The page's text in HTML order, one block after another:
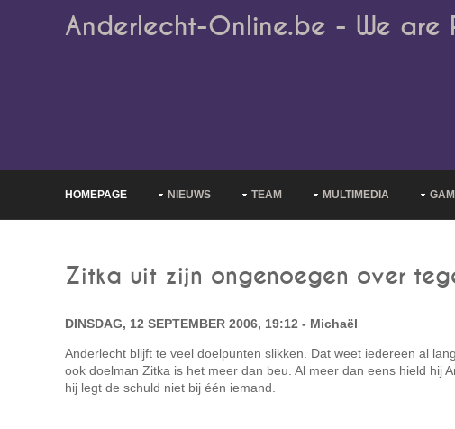
Anderlecht-Online.be - We are
HOMEPAGE NIEUWS TEAM MULTIMEDIA
Zitka uit zijn ongenoegen over
DINSDAG, 12 SEPTEMBER 2006, 19:12 - Michaël
Anderlecht blijft te veel doelpunten slikken. Dat weet iedereen al
ook doelman Zitka is het meer dan beu. Al meer dan eens hield hij
hij legt de schuld niet bij één iemand.